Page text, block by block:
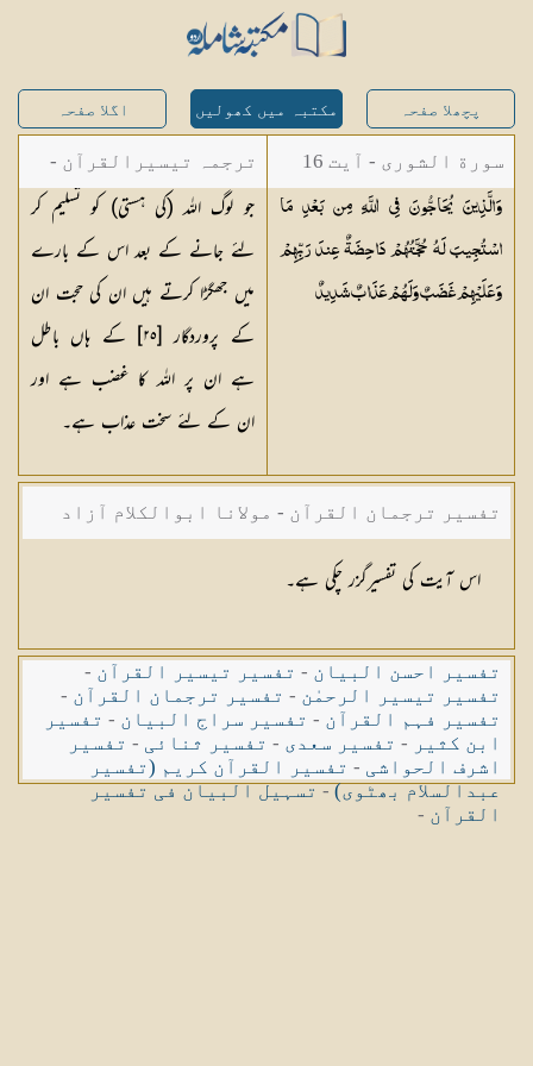
پچھلا صفحہ مکتبہ میں کھولیں اگلا صفحہ
سورة الشورى - آیت 16
وَالَّذِينَ يُحَاجُّونَ فِي اللَّهِ مِن بَعْدِ مَا
اسْتُجِيبَ لَهُ حُجَّتُهُمْ دَاحِضَةٌ عِندَ رَبِّهِمْ
وَعَلَيْهِمْ غَضَبٌ وَلَهُمْ عَذَابٌشَدِيدٌ
ترجمہ تیسیرالقرآن -
مولانا عبد الرحمن
کیلانی
جو لوگ اللہ (کی ہستی) کو تسلیم کر
لئے جانے کے بعد اس کے بارے
میں جھگڑا کرتے ہیں ان کی حجت ان
کے پروردگار [٢٥] کے ہاں باطل
ہے ان پر اللہ کا غضب ہے اور
ان کے لئے سخت عذاب ہے۔
تفسیر ترجمان القرآن - مولانا ابوالکلام آزاد
اس آیت کی تفسیرگزر چکی ہے۔
تفسیر احسن البیان - تفسیر تیسیر القرآن -
تفسیر تیسیر الرحمٰن - تفسیر ترجمان القرآن -
تفسیر فہم القرآن - تفسیر سراج البیان - تفسیر
ابن کثیر - تفسیر سعدی - تفسیر ثنائی - تفسیر
اشرف الحواشی - تفسیر القرآن کریم (تفسیر
عبدالسلام بھٹوی)-تسہیل البیان فی تفسیر
القرآن -